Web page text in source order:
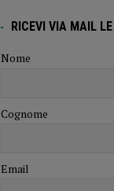
RICEVI VIA MAIL
Nome
Cognome
Email